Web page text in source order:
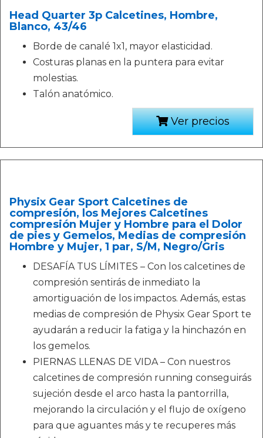
Head Quarter 3p Calcetines, Hombre,
Blanco, 43/46
Borde de canalé 1x1, mayor elasticidad.
Costuras planas en la puntera para evitar
molestias.
Talón anatómico.
Ver precios
Physix Gear Sport Calcetines de
compresión, los Mejores Calcetines
compresión Mujer y Hombre para el Dolor
de pies y Gemelos, Medias de compresión
Hombre y Mujer, 1 par, S/M, Negro/Gris
DESAFÍA TUS LÍMITES – Con los calcetines de
compresión sentirás de inmediato la
amortiguación de los impactos. Además, estas
medias de compresión de Physix Gear Sport te
ayudarán a reducir la fatiga y la hinchazón en
los gemelos.
PIERNAS LLENAS DE VIDA – Con nuestros
calcetines de compresión running conseguirás
sujeción desde el arco hasta la pantorrilla,
mejorando la circulación y el flujo de oxígeno
para que aguantes más y te recuperes más